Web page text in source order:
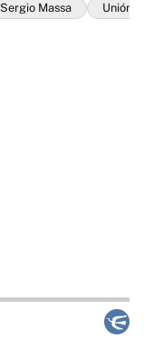
Sergio Massa Unión